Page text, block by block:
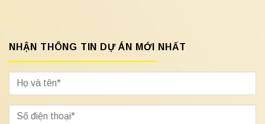
NHẬN THÔNG TIN DỰ ÁN MỚI NHẤT